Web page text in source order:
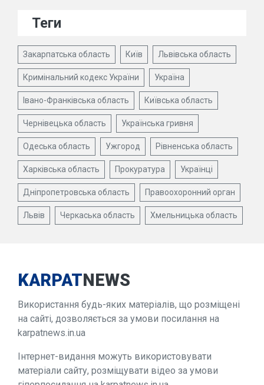
Теги
Закарпатська область Київ Львівська область
Кримінальний кодекс України Україна
Івано-Франківська область Київська область
Чернівецька область Українська гривня
Одеська область Ужгород Рівненська область
Харківська область Прокуратура Українці
Дніпропетровська область Правоохоронний орган
Львів Черкаська область Хмельницька область
KARPATNEWS
Використання будь-яких матеріалів, що розміщені
на сайті, дозволяється за умови посилання на
karpatnews.in.ua
Інтернет-видання можуть використовувати
матеріали сайту, розміщувати відео за умови